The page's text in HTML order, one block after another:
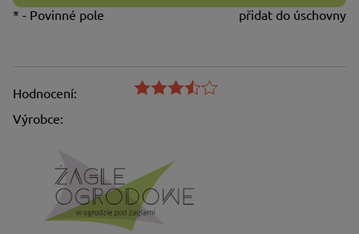
přidat do úschovny
* - Povinné pole
Hodnocení:
Výrobce: